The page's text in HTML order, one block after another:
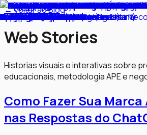
← Voltar ao Blog
Web Stories
Historias visuais e interativas sobre
educacionais, metodologia APE e
Como Fazer Sua
nas Respostas do